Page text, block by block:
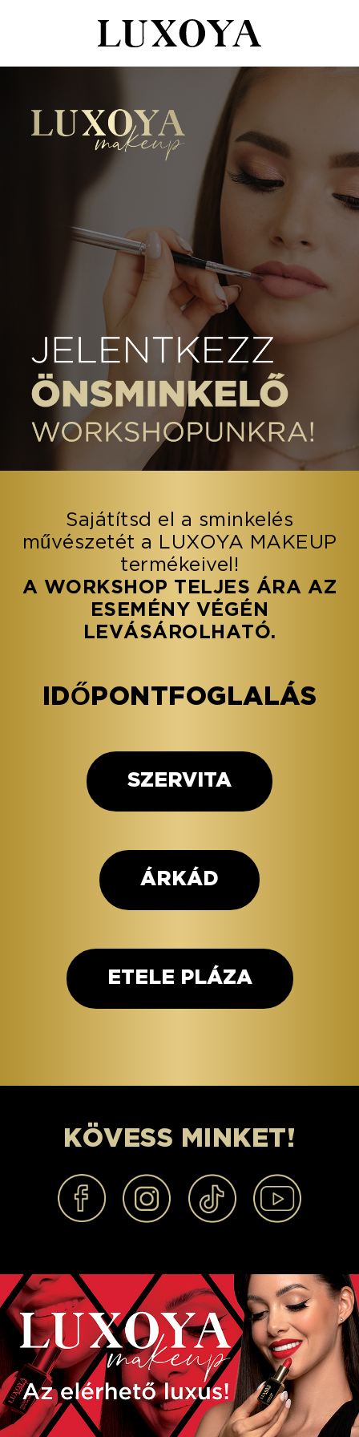
Sajátítsd el a sminkelés
művészetét a LUXOYA MAKEUP
termékeivel!
A WORKSHOP TELJES ÁRA AZ
ESEMÉNY VÉGÉN
LEVÁSÁROLHATÓ.
IDŐPONTFOGLALÁS
SZERVITA
ÁRKÁD
ETELE PLÁZA
KÖVESS MINKET!